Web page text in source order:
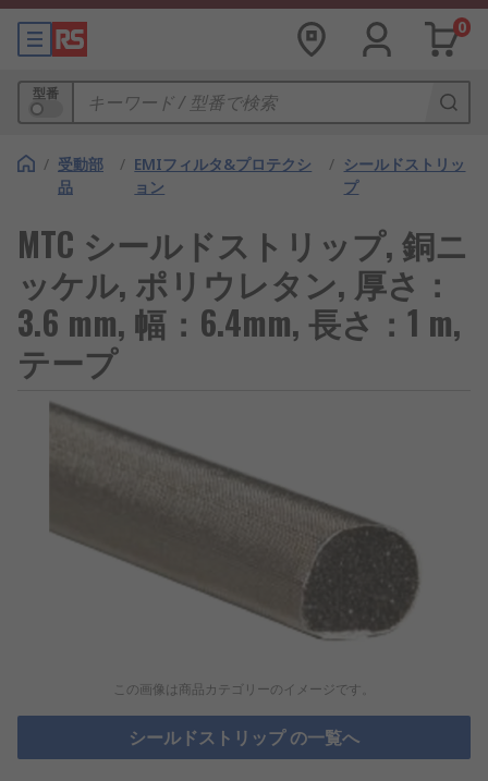
0
型番
/ 受動部
品
/ EMIフィルタ&プロテクシ
ョン
/ シールドストリッ
プ
MTC シールドストリップ, 銅ニ
ッケル, ポリウレタン, 厚さ：
3.6 mm, 幅：6.4mm, 長さ：1 m,
テープ
この画像は商品カテゴリーのイメージです。
シールドストリップ の一覧へ